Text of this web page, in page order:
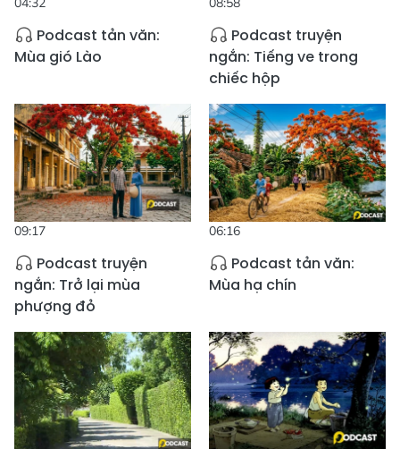
Podcast tản văn:
Mùa gió Lào
Podcast truyện
ngắn: Tiếng ve trong
chiếc hộp
09:17
Podcast truyện
ngắn: Trở lại mùa
phượng đỏ
06:16
Podcast tản văn:
Mùa hạ chín